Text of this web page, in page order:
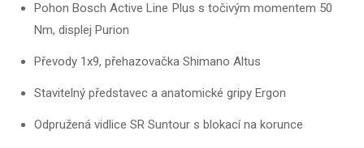
Pohon Bosch Active Line Plus s točivým momentem 50
Nm, displej Purion
Převody 1x9, přehazovačka Shimano Altus
Stavitelný představec a anatomické gripy Ergon
Odpružená vidlice SR Suntour s blokací na korunce